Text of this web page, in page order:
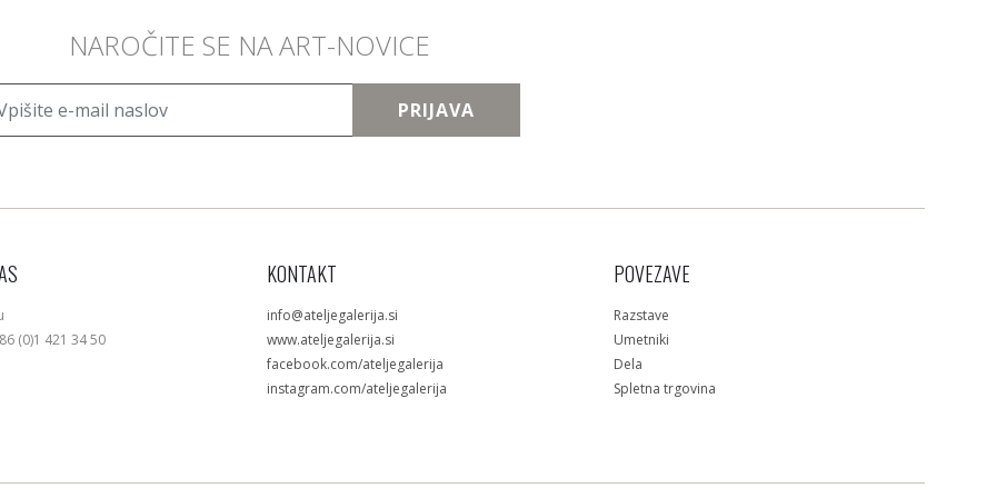
NAROČITE SE NA ART-NOVICE
PRIJAVA
(0)1 421 34 50
KONTAKT
info@ateljegalerija.si
www.ateljegalerija.si
facebook.com/ateljegalerija
instagram.com/ateljegalerija
POVEZAVE
Razstave
Umetniki
Dela
Spletna trgovina